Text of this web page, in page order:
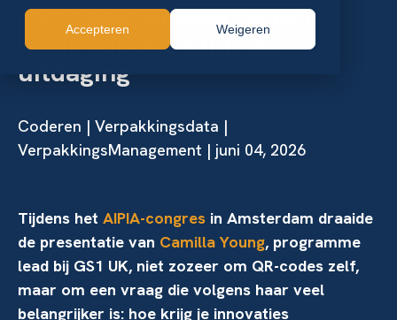
Accepteren Weigeren
QR-codes winnen terrein,
maar adoptie blijft de
uitdaging
Coderen | Verpakkingsdata |
VerpakkingsManagement | juni 04, 2026
Tijdens het AIPIA-congres in Amsterdam draaide
de presentatie van Camilla Young, programme
lead bij GS1 UK, niet zozeer om QR-codes zelf,
maar om een vraag die volgens haar veel
belangrijker is: hoe krijg je innovaties